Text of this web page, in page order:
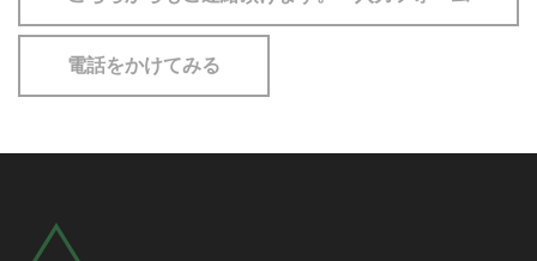
電話をかけてみる